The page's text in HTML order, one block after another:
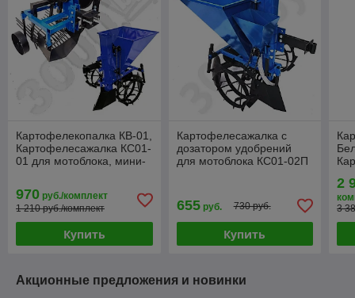
Картофелекопалка КВ-01,
Картофелесажалка КС01-
01 для мотоблока, мини-
970 руб./комплект
1 210 руб./комплект
Купить
Картофелесажалка с
дозатором удобрений
для мотоблока КС01-02П
655руб. 730 руб.
Купить
2
3
Акционные предложения и новинки